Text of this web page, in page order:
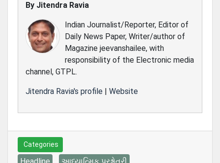
By Jitendra Ravia
Indian Journalist/Reporter, Editor of
Daily News Paper, Writer/author of
Magazine jeevanshailee, with
responsibility of the Electronic media
channel, GTPL.
Jitendra Ravia's profile | Website
Categories